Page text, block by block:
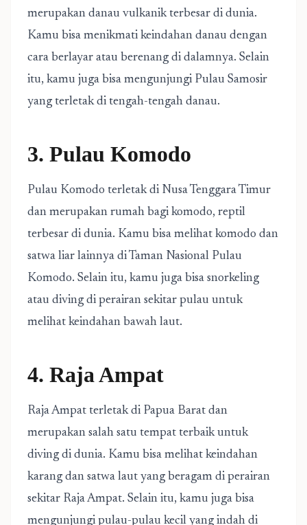
merupakan danau vulkanik terbesar di dunia.
Kamu bisa menikmati keindahan danau dengan
cara berlayar atau berenang di dalamnya. Selain
itu, kamu juga bisa mengunjungi Pulau Samosir
yang terletak di tengah-tengah danau.
3. Pulau Komodo
Pulau Komodo terletak di Nusa Tenggara Timur
dan merupakan rumah bagi komodo, reptil
terbesar di dunia. Kamu bisa melihat komodo dan
satwa liar lainnya di Taman Nasional Pulau
Komodo. Selain itu, kamu juga bisa snorkeling
atau diving di perairan sekitar pulau untuk
melihat keindahan bawah laut.
4. Raja Ampat
Raja Ampat terletak di Papua Barat dan
merupakan salah satu tempat terbaik untuk
diving di dunia. Kamu bisa melihat keindahan
karang dan satwa laut yang beragam di perairan
sekitar Raja Ampat. Selain itu, kamu juga bisa
mengunjungi pulau-pulau kecil yang indah di